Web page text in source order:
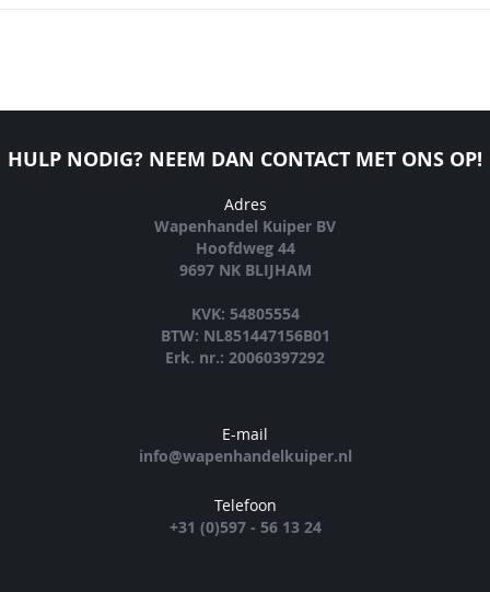
HULP NODIG? NEEM DAN CONTACT MET ONS OP!
Adres
Wapenhandel Kuiper BV
Hoofdweg 44
9697 NK BLIJHAM
KVK: 54805554
BTW: NL851447156B01
Erk. nr.: 20060397292
E-mail
info@wapenhandelkuiper.nl
Telefoon
+31 (0)597 - 56 13 24